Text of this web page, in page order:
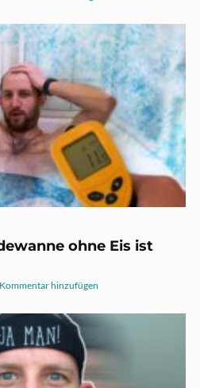
ohne Eis ist
Kommentar hinzufügen